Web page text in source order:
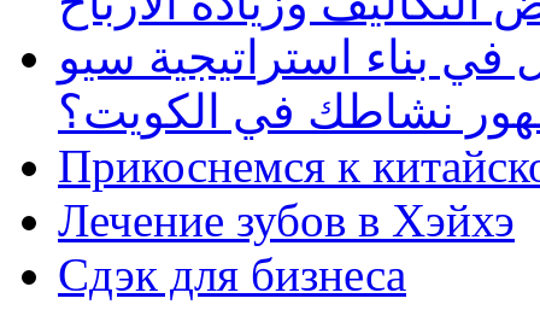
بناء استراتيجية سيو
نشاطك في الكويت؟
Прикоснемся к
Лечение зубов в Хэйхэ
Сдэк для бизнеса